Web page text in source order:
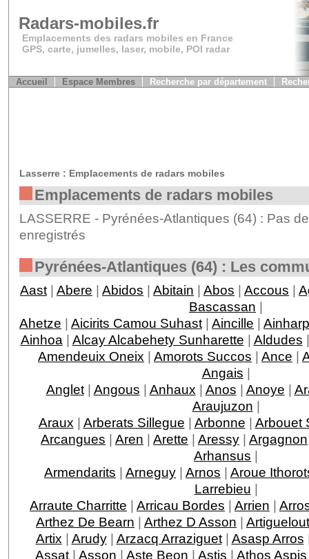
Radars-mobiles.fr
Emplacements des radars mobiles en France
GPS, carte, jumelles, laser, mobile, POI radar
Accueil Espace Membres Recherche par département
Lasserre : Emplacements de radars mobiles
Emplacements de radars mobiles
LASSERRE - Pyrénées-Atlantiques (64) : Pas
enregistrés
Pyrénées-Atlantiques (64) : Les
Aast | Abere | Abidos | Abitain | Abos | Accous |
Bascassan |
Ahetze | Aicirits Camou Suhast | Aincille | Ainharp
Ainhoa | Alcay Alcabehety Sunharette | Aldudes
Amendeuix Oneix | Amorots Succos | Ance |
Angais |
Anglet| Angous | Anhaux | Anos | Anoye |
Araujuzon |
Araux | Arberats Sillegue | Arbonne | Arbouet
Arcangues | Aren | Arette | Aressy | Argagnon
Arhansus |
Armendarits | Arneguy | Arnos | Aroue
Larrebieu |
Arraute Charritte | Arricau Bordes | Arrien |
Arthez De Bearn | Arthez D Asson |
Artix | Arudy| Arzacq Arraziguet| Asasp Arros
Assat| Asson | Aste Beon | Astis | Athos Aspis